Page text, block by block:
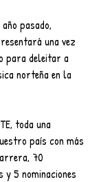
pasado,
una vez
para deleitar a
norteña en la
toda una
país con más
70
y 5 nominaciones